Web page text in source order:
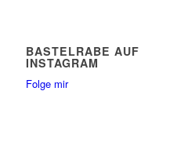
BASTELRABE AUF
INSTAGRAM
Folge mir